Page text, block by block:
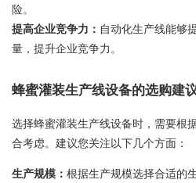
险。
提高企业竞争力： 自动化生产线能够
量，提升企业竞争力。
蜂蜜灌装生产线设备的选购建
选择蜂蜜灌装生产线设备时，需要根
合考虑。建议您关注以下几个方面：
生产规模： 根据生产规模选择合适的